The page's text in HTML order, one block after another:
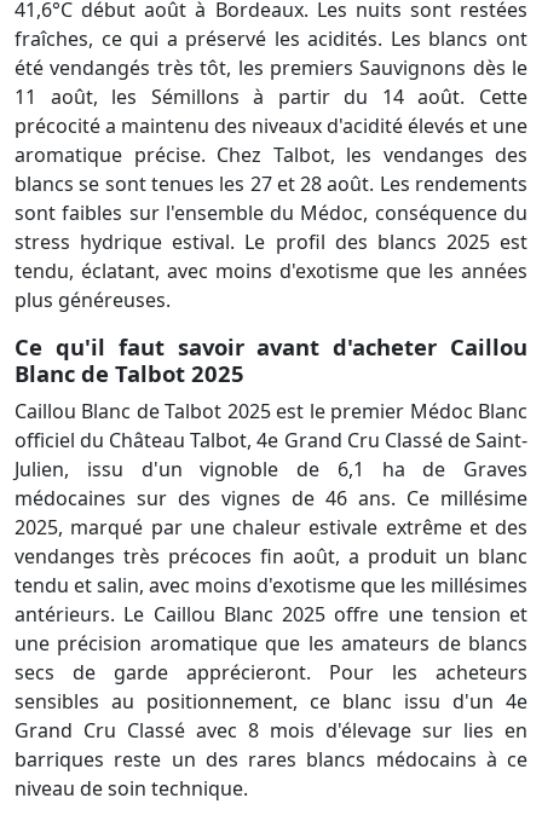
41,6°C début août à Bordeaux. Les nuits sont restées
fraîches, ce qui a préservé les acidités. Les blancs ont
été vendangés très tôt, les premiers Sauvignons dès le
11 août, les Sémillons à partir du 14 août. Cette
précocité a maintenu des niveaux d'acidité élevés et une
aromatique précise. Chez Talbot, les vendanges des
blancs se sont tenues les 27 et 28 août. Les rendements
sont faibles sur l'ensemble du Médoc, conséquence du
stress hydrique estival. Le profil des blancs 2025 est
tendu, éclatant, avec moins d'exotisme que les années
plus généreuses.
Ce qu'il faut savoir avant d'acheter Caillou
Blanc de Talbot 2025
Caillou Blanc de Talbot 2025 est le premier Médoc Blanc
officiel du Château Talbot, 4e Grand Cru Classé de Saint-
Julien, issu d'un vignoble de 6,1 ha de Graves
médocaines sur des vignes de 46 ans. Ce millésime
2025, marqué par une chaleur estivale extrême et des
vendanges très précoces fin août, a produit un blanc
tendu et salin, avec moins d'exotisme que les millésimes
antérieurs. Le Caillou Blanc 2025 offre une tension et
une précision aromatique que les amateurs de blancs
secs de garde apprécieront. Pour les acheteurs
sensibles au positionnement, ce blanc issu d'un 4e
Grand Cru Classé avec 8 mois d'élevage sur lies en
barriques reste un des rares blancs médocains à ce
niveau de soin technique.